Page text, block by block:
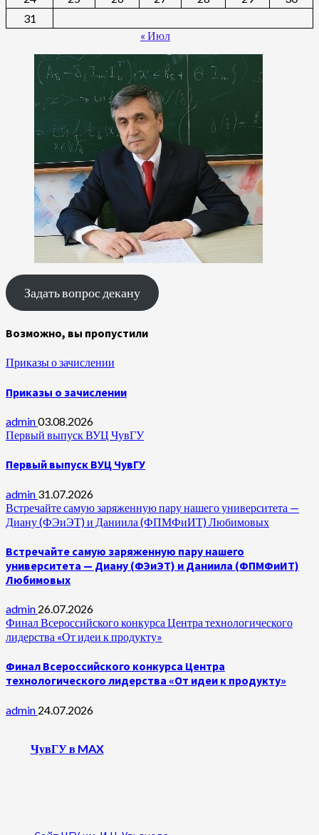
31
« Июл
Задать вопрос декану
Возможно, вы пропустили
Приказы о зачислении
Приказы о зачислении
admin03.08.2026
Первый выпуск ВУЦ ЧувГУ
Первый выпуск ВУЦ ЧувГУ
admin 31.07.2026
Встречайте самую заряженную пару нашего университета —
Диану (ФЭиЭТ) и Даниила (ФПМФиИТ) Любимовых
Встречайте самую заряженную пару нашего
университета — Диану (ФЭиЭТ) и Даниила (ФПМФиИТ)
Любимовых
admin 26.07.2026
Финал Всероссийского конкурса Центра технологического
лидерства «От идеи к продукту»
Финал Всероссийского конкурса Центра
технологического лидерства «От идеи к продукту»
admin 24.07.2026
ЧувГУ в MAX